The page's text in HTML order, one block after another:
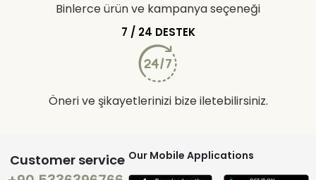
Binlerce ürün ve kampanya seçeneği
7 / 24 DESTEK
Öneri ve şikayetlerinizi bize iletebilirsiniz.
Customer service Our Mobile Applications